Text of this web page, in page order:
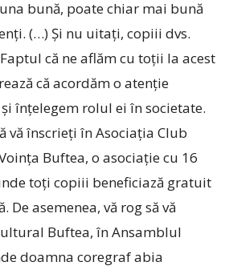
bună, poate chiar mai bună
(…) Și nu uitați, copiii dvs.
că ne aflăm cu toții la acest
că acordăm o atenție
înțelegem rolul ei în societate.
vă înscrieți în Asociația Club
Buftea, o asociație cu 16
toți copiii beneficiază gratuit
De asemenea, vă rog să vă
Buftea, în Ansamblul
doamna coregraf abia